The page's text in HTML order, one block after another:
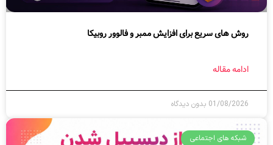
روش های سریع برای افزایش ممبر و فالوور روبیکا
ادامه مقاله
01/08/2026 بدون دیدگاه
شبکه های اجتماعی